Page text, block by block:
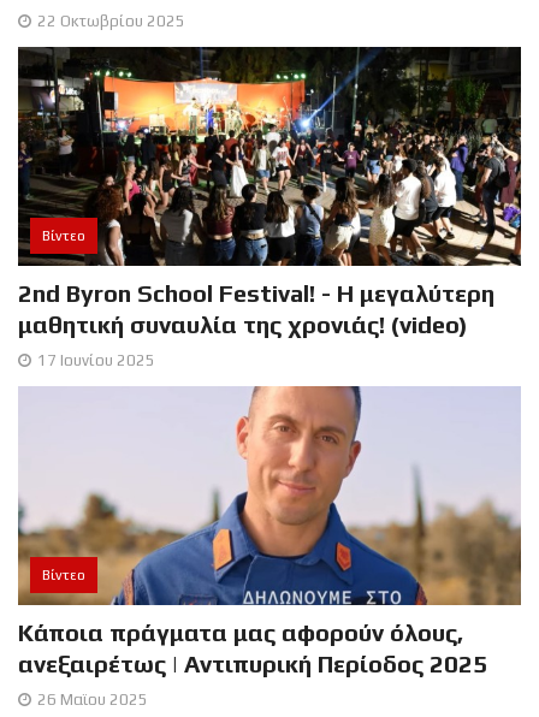
22 Οκτωβρίου 2025
Βίντεο
2nd Byron School Festival! - Η μεγαλύτερη
μαθητική συναυλία της χρονιάς! (video)
17 Ιουνίου 2025
Βίντεο
Κάποια πράγματα μας αφορούν όλους,
ανεξαιρέτως | Αντιπυρική Περίοδος 2025
26 Μαϊου 2025